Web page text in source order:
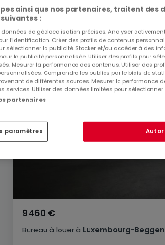
Bureau à louerà Luxembourg-Beggen
9 460 €
ainsi que nos partenaires, traitent des
:
données de géolocalisation précises. Analyser
l’identification. Créer des profils de contenus
sélectionner la publicité. Stocker et/ou accéder à des
la publicité personnalisée. Utiliser des profils pour
Mesurer la performance des contenus. Utiliser des
Comprendre les publics par le biais de
de différentes sources. Mesurer la performance
services. Utiliser des données limitées pour sélectionner
partenaires
paramètres